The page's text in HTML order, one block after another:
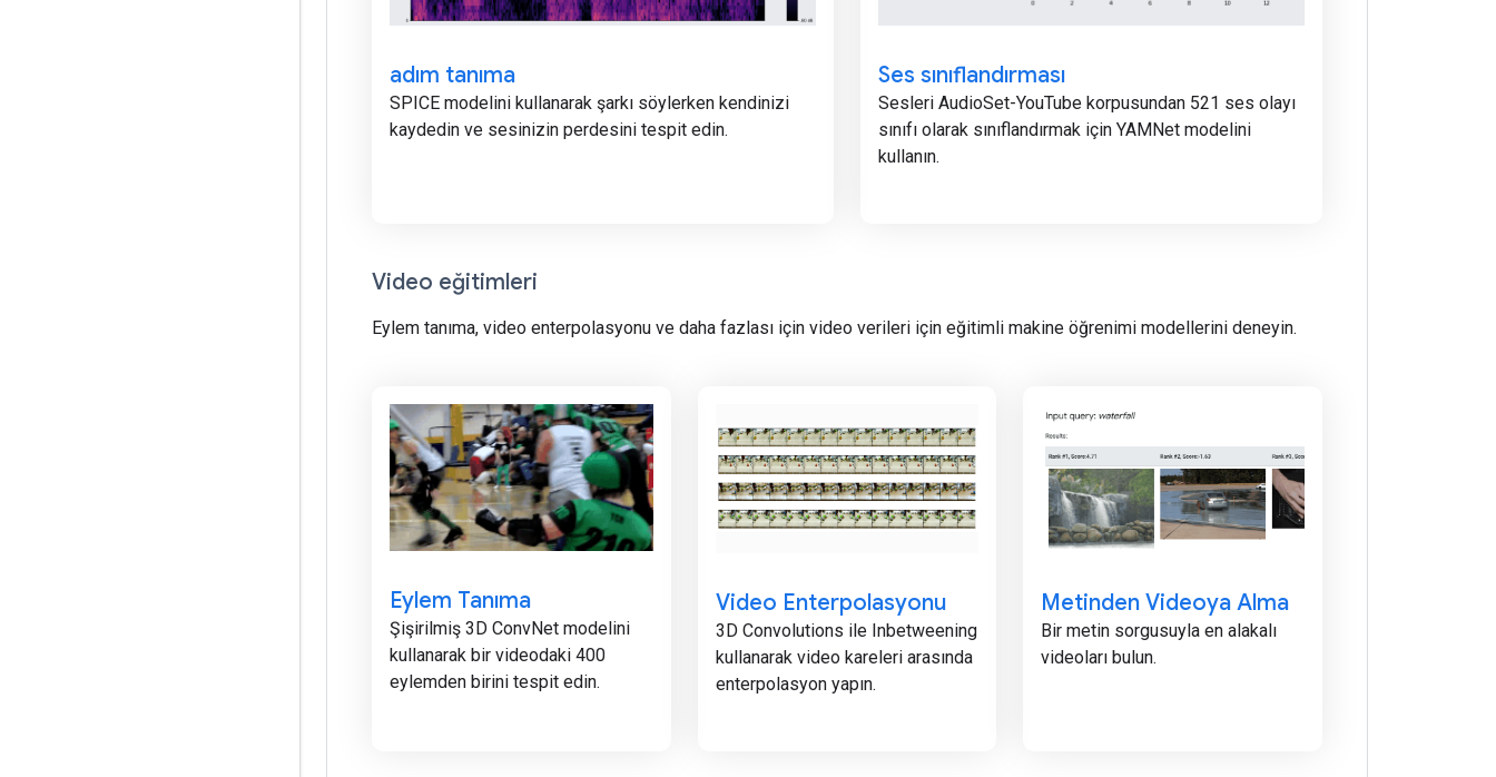
adım tanıma
SPICE modelini kullanarak şarkı söylerken kendinizi
kaydedin ve sesinizin perdesini tespit edin.
Ses sınıflandırması
Sesleri AudioSet-YouTube korpusundan 521 ses olayı
sınıfı olarak sınıflandırmak için YAMNet modelini
kullanın.
Video eğitimleri
Eylem tanıma, video enterpolasyonu ve daha fazlası için video verileri için eğitimli makine öğrenimi modellerini deneyin.
Eylem Tanıma
Şişirilmiş 3D ConvNet modelini
kullanarak bir videodaki 400
eylemden birini tespit edin.
Video Enterpolasyonu
3D Convolutions ile Inbetweening
kullanarak video kareleri arasında
enterpolasyon yapın.
Metinden Videoya Alma
Bir metin sorgusuyla en alakalı
videoları bulun.